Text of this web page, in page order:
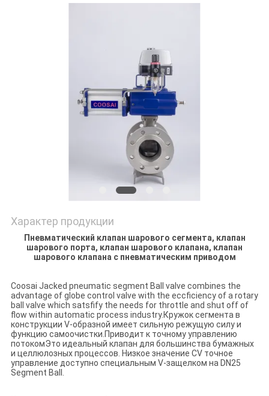
Характер продукции
Пневматический клапан шарового сегмента, клапан
шарового порта, клапан шарового клапана, клапан
шарового клапана с пневматическим приводом
Coosai Jacked pneumatic segment Ball valve combines the
advantage of globe control valve with the eccficiency of a rotary
ball valve which satsfify the needs for throttle and shut off of
flow within automatic process industry.Кружок сегмента в
конструкции V-образной имеет сильную режущую силу и
функцию самоочистки.Приводит к точному управлению
потокомЭто идеальный клапан для большинства бумажных
и целлюлозных процессов. Низкое значение CV точное
управление доступно специальным V-защелком на DN25
Segment Ball.